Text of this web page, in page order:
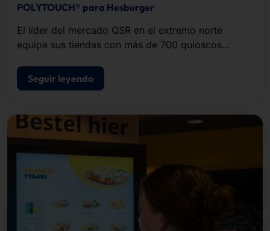
POLYTOUCH® para Hesburger
El líder del mercado QSR en el extremo norte
equipa sus tiendas con más de 700 quioscos
Seguir leyendo